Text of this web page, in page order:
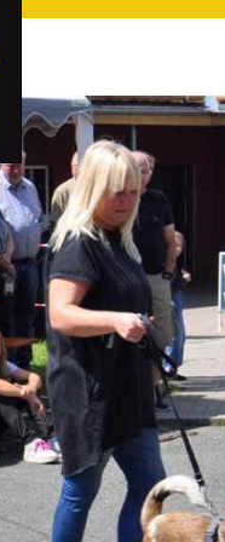
dasfür Hof und